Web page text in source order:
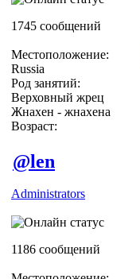
1745 сообщений
Местоположение:
Russia
Род занятий:
Верховный жрец
Жнахен - жнахена
Возраст:
@len
Administrators
1186 сообщений